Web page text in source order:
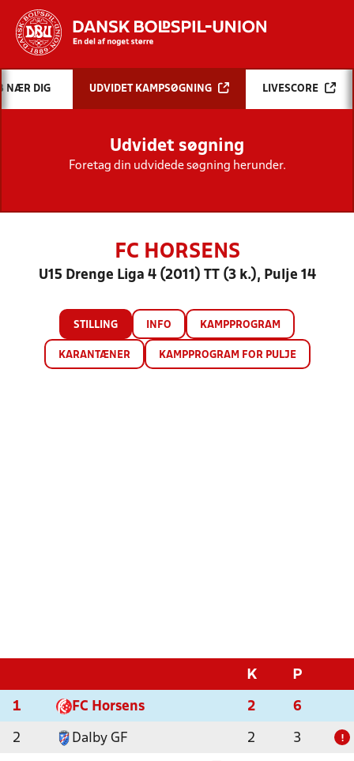
Hvad vil du søge efter?
INDHOLD OG NYHEDER
STILLINGER, RESULTATER, KLUBBER OG
HOLD
NÆR DIG UDVIDET KAMPSØGNING LIVESCORE
Udvidet søgning
Foretag din udvidede søgning herunder.
FC HORSENS
U15 Drenge Liga 4 (2011) TT (3 k.), Pulje 14
STILLING INFO KAMPPROGRAM
KARANTÆNER KAMPPROGRAM FOR PULJE
K P
1 FC Horsens 2 6
2 Dalby GF 2 3 !